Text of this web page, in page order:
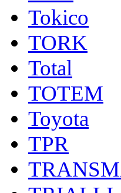
Tokico
TORK
Total
TOTEM
Toyota
TPR